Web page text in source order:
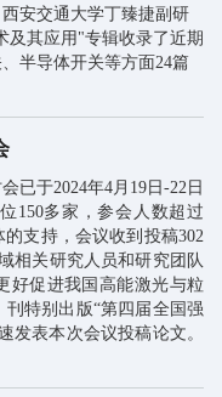
安交通大学丁臻捷副研
及其应用"专辑收录了近期
半导体开关等方面24篇
已于2024年4月19日-22日
150多家，参会人数超过
支持，会议收到投稿302
相关研究人员和研究团队
好促进我国高能激光与粒
刊特别出版“第四届全国强
发表本次会议投稿论文。